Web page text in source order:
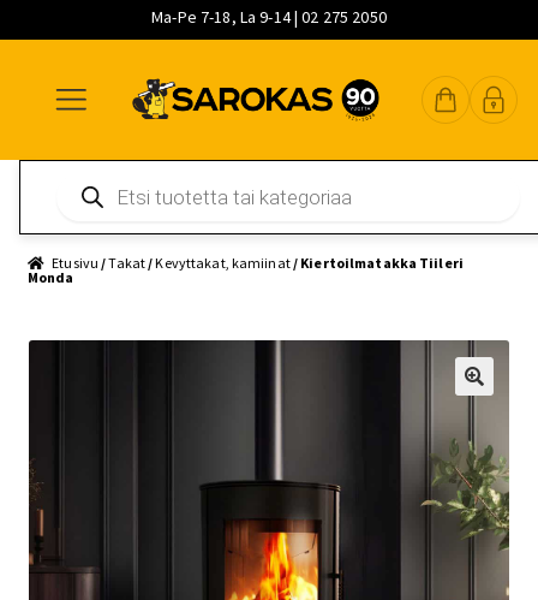
Ma-Pe 7-18, La 9-14 | 02 275 2050
navigointiin
sisältöön
pääsisältöön
search
Etusivu /Takat /Kevyttakat, kamiinat/ Kiertoilmatakka Tiileri
Monda